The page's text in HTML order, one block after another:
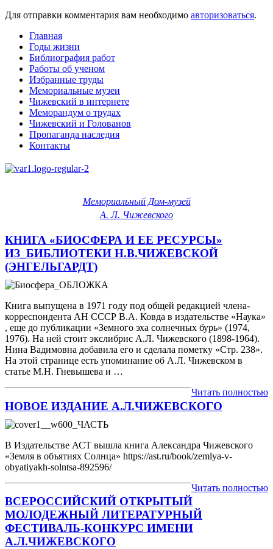
Для отправки комментария вам необходимо авторизоваться.
Главная
Годы жизни
Библиография работ
Работы об ученом
Избранные труды
Мемориальные музеи
Чижевский в интернете
Меморандум о трудах
Чижевский и Голованов
Пропаганда наследия
Контакты
Мемориальный Дом-музей
А. Л. Чижевского
КНИГА «БИОСФЕРА И ЕЕ РЕСУРСЫ»
ИЗ_БИБЛИОТЕКИ Н.В.ЧИЖЕВСКОЙ
(ЭНГЕЛЬГАРДТ)
Книга выпущена в 1971 году под общей редакцией члена-
корреспондента АН СССР В.А. Ковда в издательстве «Наука»
, еще до публикации «Земного эха солнечных бурь» (1974,
1976). На ней стоит экслибрис А.Л. Чижевского (1898-1964).
Нина Вадимовна добавила его и сделала пометку «Стр. 238».
На этой странице есть упоминание об А.Л. Чижевском в
статье М.Н. Гневышева и …
Читать полностью
НОВОЕ ИЗДАНИЕ А.Л.ЧИЖЕВСКОГО
В Издательстве АСТ вышла книга Александра Чижевского
«Земля в объятиях Солнца» https://ast.ru/book/zemlya-v-
obyatiyakh-solntsa-892596/
Читать полностью
ВСЕРОССИЙСКИЙ ОТКРЫТЫЙ
МОЛОДЕЖНЫЙ ЛИТЕРАТУРНЫЙ
ФЕСТИВАЛЬ-КОНКУРС ИМЕНИ
А.Л.ЧИЖЕВСКОГО